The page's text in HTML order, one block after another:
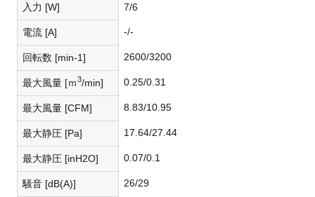
入力 [W] 7/6
電流 [A] -/-
回転数 [min-1] 2600/3200
最大風量 [ｍ3/min] 0.25/0.31
最大風量 [CFM] 8.83/10.95
最大静圧 [Pa] 17.64/27.44
最大静圧 [inH2O] 0.07/0.1
騒音 [dB(A)] 26/29